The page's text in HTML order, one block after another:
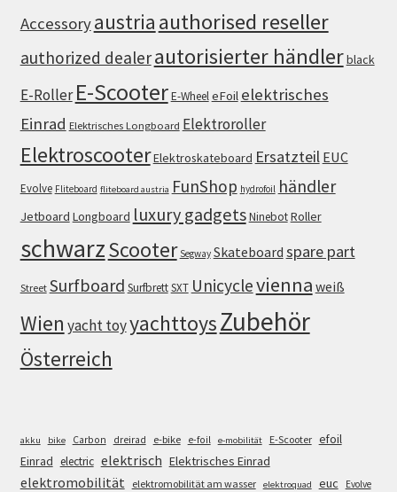
Accessoryaustria authorised reseller
authorized dealerautorisierter händlerblack
E-Roller E-ScooterE-WheeleFoil elektrisches
Einrad Elektrisches Longboard Elektroroller
ElektroscooterElektroskateboard Ersatzteil EUC
Evolve Fliteboard fliteboard austria FunShop hydrofoil händler
Jetboard Longboard luxury gadgetsNinebotRoller
schwarzScooter Segway Skateboard spare part
Street Surfboard SurfbrettSXT Unicyclevienna weiß
Wien yacht toyyachttoysZubehör
Österreich
akku bike Carbon dreirad e-bike e-foil e-mobilität E-Scooter efoil
Einrad electric elektrisch Elektrisches Einrad
elektromobilität elektromobilität am wasser elektroquad euc
Evolve